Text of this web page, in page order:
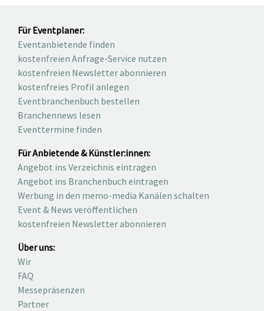
Für Eventplaner:
Eventanbietende finden
kostenfreien Anfrage-Service nutzen
kostenfreien Newsletter abonnieren
kostenfreies Profil anlegen
Eventbranchenbuch bestellen
Branchennews lesen
Eventtermine finden
Für Anbietende & Künstler:innen:
Angebot ins Verzeichnis eintragen
Angebot ins Branchenbuch eintragen
Werbung in den memo-media Kanälen schalten
Event & News veröffentlichen
kostenfreien Newsletter abonnieren
Über uns:
Wir
FAQ
Messepräsenzen
Partner